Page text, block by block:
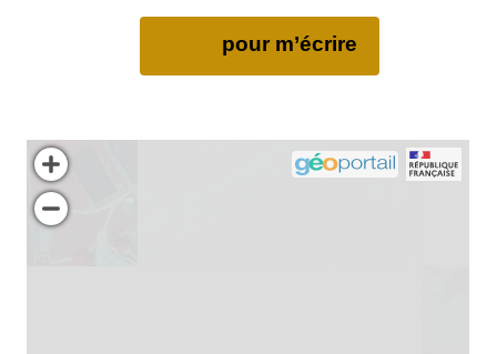
pour m’écrire